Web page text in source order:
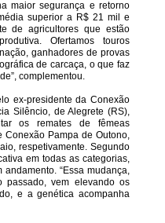
maior segurança e retorno
superior a R$ 21 mil e
de agricultores que estão
Ofertamos touros
ganhadores de provas
de carcaça, o que faz
complementou.
ex-presidente da Conexão
Silêncio, de Alegrete (RS),
os remates de fêmeas
Conexão Pampa de Outono,
respetivamente. Segundo
em todas as categorias,
“Essa mudança,
vem elevando os
e a genética acompanha